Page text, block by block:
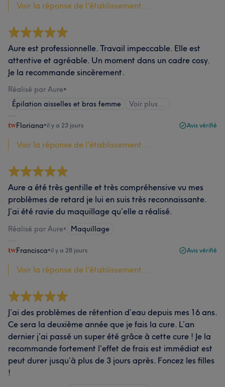
Voir la réponse de l'établissement...
Aure est professionnelle. Travail impeccable. Elle est
attentive et agréable. Un moment dans un cadre cosy.
Je la recommande sincèrement.
Réalisé par Aure•
Épilation aisselles et bras femme
Voir plus...
Floriana•il y a 23 jours Avis vérifié
Voir la réponse de l'établissement...
Aure a été très gentille et très compréhensive vu mes
problèmes de retard je lui en suis très reconnaissante.
J’ai été ravie du maquillage qu’elle a réalisé.
Réalisé par Aure• Maquillage
Francisca•il y a 28 jours Avis vérifié
Voir la réponse de l'établissement...
J’ai des problèmes de rétention d’eau depuis mes 16 ans.
Ce sera la deuxième année que je fais la cure. L’an
dernier j’ai passé un super été grâce à cette cure ! Je la
recommande fortement l’effet de frais est immédiat est
peut durer jusqu’à plus de 3 jours après. Foncez les filles
!